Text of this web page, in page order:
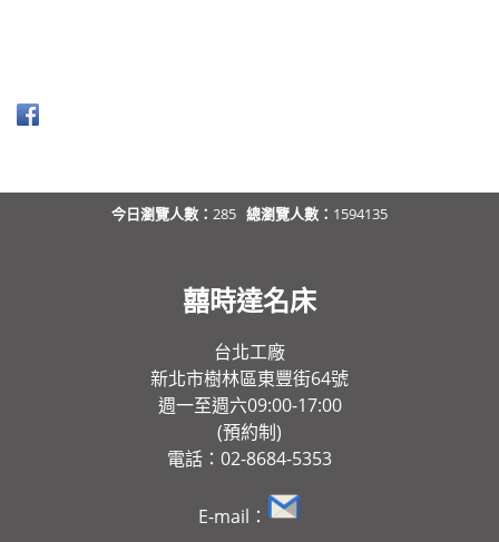
今日瀏覽人數： 285 總瀏覽人數： 1594135
囍時達名床
台北工廠
新北市樹林區東豐街64號
週一至週六09:00-17:00
(預約制)
電話：02-8684-5353
E-mail：